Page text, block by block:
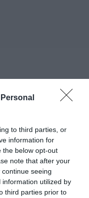
to third parties, or
information for
the below opt-out
note that after your
seeing
utilized by
third parties prior to